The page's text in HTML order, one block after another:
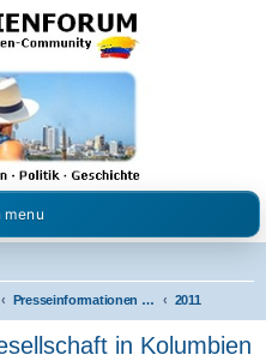
und Visum in Kolumbien und Venezuela.
Kolumbienforum
menu
Presseinformationen & Neuigkeiten 2011
in Kolumbien